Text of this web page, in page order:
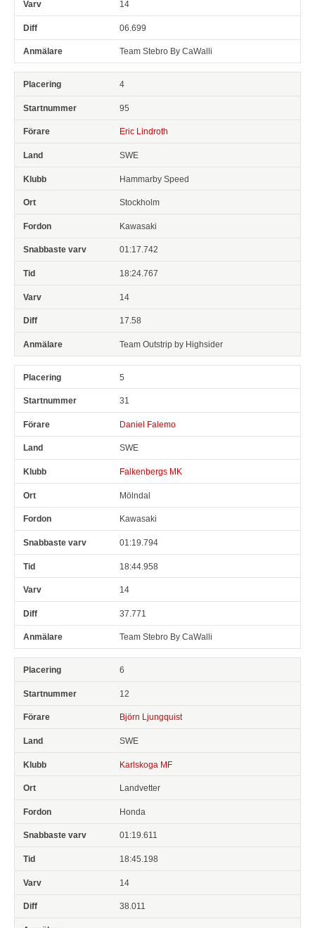
14
06.699
Team Stebro By CaWalli
4
95
Eric Lindroth
SWE
Hammarby Speed
Stockholm
Kawasaki
01:17.742
18:24.767
14
17.58
Team Outstrip by Highsider
5
31
Daniel Falemo
SWE
Falkenbergs MK
Mölndal
Kawasaki
01:19.794
18:44.958
14
37.771
Team Stebro By CaWalli
6
12
Björn Ljungquist
SWE
Karlskoga MF
Landvetter
Honda
01:19.611
18:45.198
14
38.011